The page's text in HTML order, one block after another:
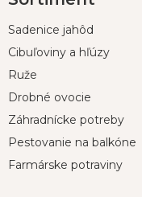
äSadenice jahôd
Cibuľoviny a hľúzy
Ruže
Drobné ovocie
Záhradnícke potreby
Pestovanie na balkóne
Farmárske potraviny